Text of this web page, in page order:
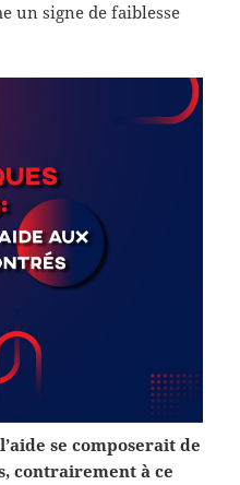
un signe de faiblesse
se composerait de
contrairement à ce